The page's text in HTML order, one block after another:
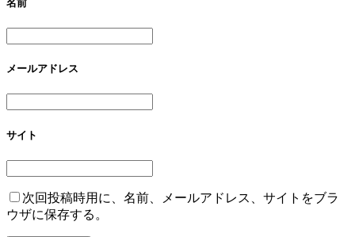
名前
メールアドレス
サイト
次回投稿時用に、名前、メールアドレス、サイトをブラ
ウザに保存する。